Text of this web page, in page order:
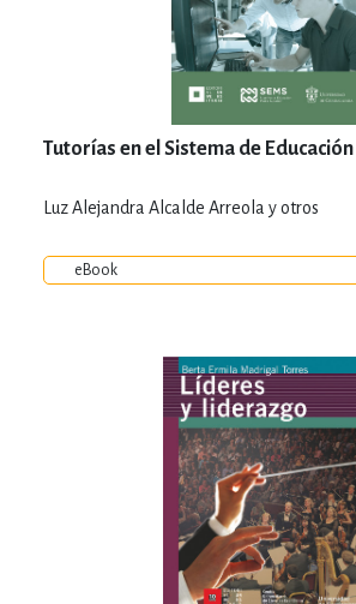
Tutorías en el Sistema de
Luz Alejandra Alcalde Arreola y otros
eBook